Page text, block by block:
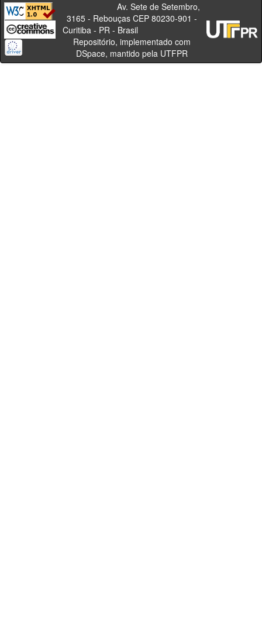
Av. Sete de Setembro,
3165 - Rebouças CEP 80230-901 -
Curitiba - PR - Brasil
Repositório, implementado com
DSpace, mantido pela UTFPR